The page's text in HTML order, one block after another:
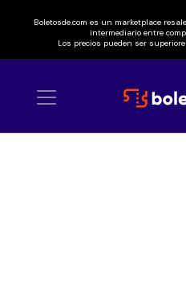
Boletosde.com es un marketplace
intermediario entre
Los precios pueden ser